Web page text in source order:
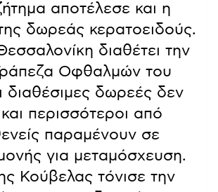
αποτέλεσε και η
δωρεάς κερατοειδούς.
διαθέτει την
Οφθαλμών του
δωρεές δεν
περισσότεροι από
παραμένουν σε
για μεταμόσχευση.
Κούβελας τόνισε την